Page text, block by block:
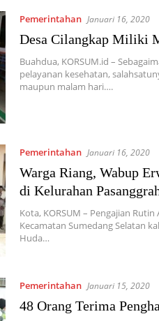
Pemerintahan Januari 16, 2020
Desa Cilangkap Miliki
Buahdua, KORSUM.id –
pelayanan kesehatan,
maupun malam hari….
Pemerintahan Januari 16, 2020
Warga Riang, Wabup
di Kelurahan
Kota, KORSUM – Pengajian
Kecamatan Sumedang Selatan
Huda…
Pemerintahan Januari 15, 2020
48 Orang Terima